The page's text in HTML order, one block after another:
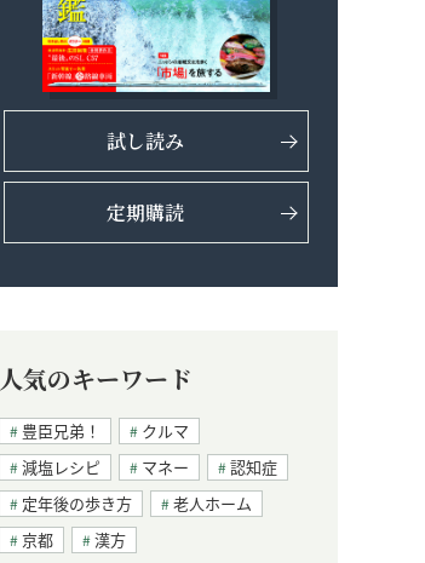
試し読み
定期購読
人気のキーワード
豊臣兄弟！
クルマ
減塩レシピ
マネー
認知症
定年後の歩き方
老人ホーム
京都
漢方